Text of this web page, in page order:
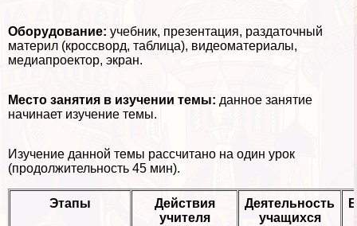
Оборудование: учебник, презентация, раздаточный
материл (кроссворд, таблица), видеоматериалы,
медиапроектор, экран.
Место занятия в изучении темы: данное занятие
начинает изучение темы.
Изучение данной темы рассчитано на один урок
(продолжительность 45 мин).
Этапы
Действия
учителя
Деятельность
учащихся